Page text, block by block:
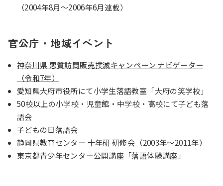
（2004年8月〜2006年6月連載）
官公庁・地域イベント
神奈川県 悪質訪問販売撲滅キャンペーン ナビゲーター
（令和7年）
愛知県大府市役所にて小学生落語教室「大府の笑学校」
50校以上の小学校・児童館・中学校・高校にて子ども落
語会
子どもの日落語会
静岡県教育センター 十年研 研修会（2003年～2011年）
東京都青少年センター公開講座「落語体験講座」